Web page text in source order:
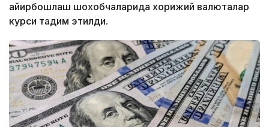
айирбошлаш шохобчаларида хорижий валюталар
курси тақдим этилди.